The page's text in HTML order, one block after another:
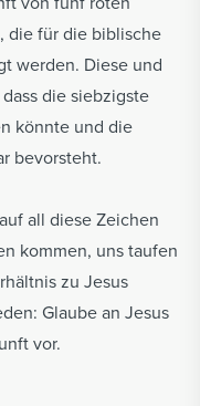
die für die biblische
werden. Diese und
die siebzigste
könnte und die
bevorsteht.
all diese Zeichen
kommen, uns taufen
zu Jesus
Glaube an Jesus
vor.